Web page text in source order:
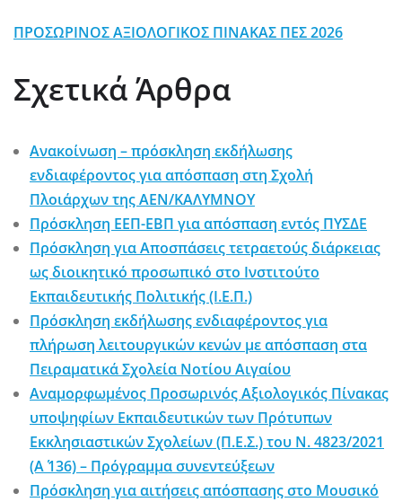
ΠΡΟΣΩΡΙΝΟΣ ΑΞΙΟΛΟΓΙΚΟΣ ΠΙΝΑΚΑΣ ΠΕΣ 2026
Σχετικά Άρθρα
Ανακοίνωση – πρόσκληση εκδήλωσης
ενδιαφέροντος για απόσπαση στη Σχολή
Πλοιάρχων της ΑΕΝ/ΚΑΛΥΜΝΟΥ
Πρόσκληση ΕΕΠ-ΕΒΠ για απόσπαση εντός ΠΥΣΔΕ
Πρόσκληση για Aποσπάσεις τετραετούς διάρκειας
ως διοικητικό προσωπικό στο Ινστιτούτο
Εκπαιδευτικής Πολιτικής (Ι.Ε.Π.)
Πρόσκληση εκδήλωσης ενδιαφέροντος για
πλήρωση λειτουργικών κενών με απόσπαση στα
Πειραματικά Σχολεία Νοτίου Αιγαίου
Αναμορφωμένος Προσωρινός Αξιολογικός Πίνακας
υποψηφίων Εκπαιδευτικών των Πρότυπων
Εκκλησιαστικών Σχολείων (Π.Ε.Σ.) του Ν. 4823/2021
(Α΄ 136) – Πρόγραμμα συνεντεύξεων
Πρόσκληση για αιτήσεις απόσπασης στο Μουσικό